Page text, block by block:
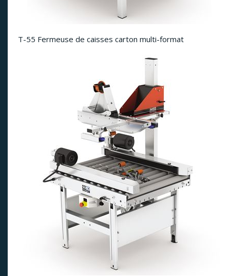
T-55 Fermeuse de caisses carton multi-format